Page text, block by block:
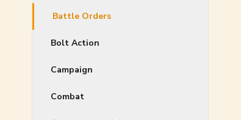
Battle Orders
Bolt Action
Campaign
Combat